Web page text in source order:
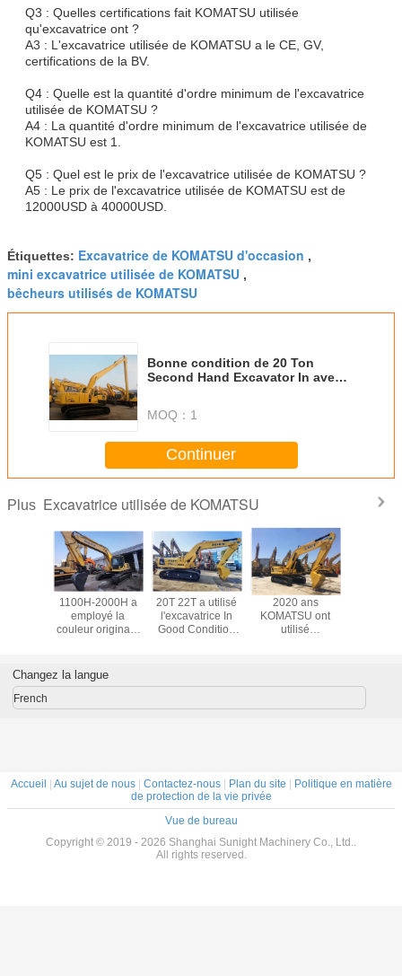
Q3 : Quelles certifications fait KOMATSU utilisée
qu'excavatrice ont ?
A3 : L'excavatrice utilisée de KOMATSU a le CE, GV,
certifications de la BV.
Q4 : Quelle est la quantité d'ordre minimum de l'excavatrice
utilisée de KOMATSU ?
A4 : La quantité d'ordre minimum de l'excavatrice utilisée de
KOMATSU est 1.
Q5 : Quel est le prix de l'excavatrice utilisée de KOMATSU ?
A5 : Le prix de l'excavatrice utilisée de KOMATSU est de
12000USD à 40000USD.
Étiquettes: Excavatrice de KOMATSU d'occasion ,
mini excavatrice utilisée de KOMATSU ,
bêcheurs utilisés de KOMATSU
Bonne condition de 20 Ton
Second Hand Excavator In avec
MOQ： 1
Continuer
Plus Excavatrice utilisée de KOMATSU
1100H-2000H a
employé la
couleur originale
KOMATSU
20T 22T a utilisé
l'excavatrice In
Good Condition
2020 ans
KOMATSU ont
utilisé
PC200-8
Changez la langue
French
Accueil | Au sujet de nous| Contactez-nous| Plan du site | Politique en matière
de protection de la vie privée
Vue de bureau
Copyright © 2019 - 2026 Shanghai Sunight Machinery Co., Ltd..
All rights reserved.